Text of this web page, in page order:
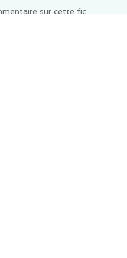
sur cette fiche ou cet